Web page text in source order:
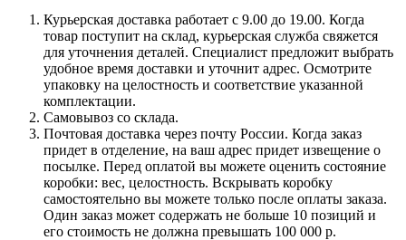
Курьерская доставка работает с 9.00 до 19.00. Когда
товар поступит на склад, курьерская служба свяжется
для уточнения деталей. Специалист предложит выбрать
удобное время доставки и уточнит адрес. Осмотрите
упаковку на целостность и соответствие указанной
комплектации.
Самовывоз со склада.
Почтовая доставка через почту России. Когда заказ
придет в отделение, на ваш адрес придет извещение о
посылке. Перед оплатой вы можете оценить состояние
коробки: вес, целостность. Вскрывать коробку
самостоятельно вы можете только после оплаты заказа.
Один заказ может содержать не больше 10 позиций и
его стоимость не должна превышать 100 000 р.